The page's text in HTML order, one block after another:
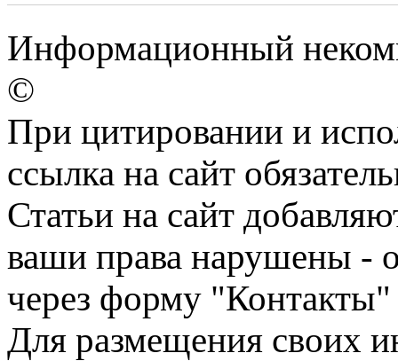
Информационный
©
При цитировании и
ссылка на сайт
Статьи на сайт
ваши права нарушены -
через форму "Контакты"
Для размещения своих